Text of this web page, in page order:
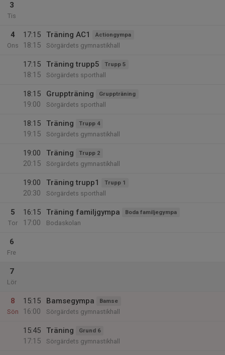
3
Tis
4
Ons
17:15
18:15
Träning AC1 Actiongympa
Sörgärdets gymnastikhall
17:15
18:15
Träning trupp5 Trupp 5
Sörgärdets sporthall
18:15
19:00
Gruppträning Gruppträning
Sörgärdets sporthall
18:15
19:15
Träning Trupp 4
Sörgärdets gymnastikhall
19:00
20:15
Träning Trupp 2
Sörgärdets gymnastikhall
19:00
20:30
Träning trupp1 Trupp 1
Sörgärdets sporthall
5
Tor
16:15
17:00
Träning familjgympa Boda familjegympa
Bodaskolan
6
Fre
7
Lör
8
Sön
15:15
16:00
Bamsegympa Bamse
Sörgärdets gymnastikhall
15:45
17:15
Träning Grund 6
Sörgärdets gymnastikhall